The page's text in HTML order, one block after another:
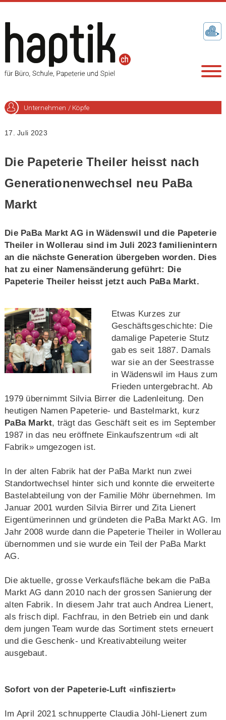
Unternehmen / Köpfe
17. Juli 2023
Die Papeterie Theiler heisst nach
Generationenwechsel neu PaBa
Markt
Die PaBa Markt AG in Wädenswil und die Papeterie
Theiler in Wollerau sind im Juli 2023 familienintern
an die nächste Generation übergeben worden. Dies
hat zu einer Namensänderung geführt: Die
Papeterie Theiler heisst jetzt auch PaBa Markt.
Etwas Kurzes zur
Geschäftsgeschichte: Die
damalige Papeterie Stutz
gab es seit 1887. Damals
war sie an der Seestrasse
in Wädenswil im Haus zum
Frieden untergebracht. Ab
1979 übernimmt Silvia Birrer die Ladenleitung. Den
heutigen Namen Papeterie- und Bastelmarkt, kurz
PaBa Markt, trägt das Geschäft seit es im September
1987 in das neu eröffnete Einkaufszentrum «di alt
Fabrik» umgezogen ist.
In der alten Fabrik hat der PaBa Markt nun zwei
Standortwechsel hinter sich und konnte die erweiterte
Bastelabteilung von der Familie Möhr übernehmen. Im
Januar 2001 wurden Silvia Birrer und Zita Lienert
Eigentümerinnen und gründeten die PaBa Markt AG. Im
Jahr 2008 wurde dann die Papeterie Theiler in Wollerau
übernommen und sie wurde ein Teil der PaBa Markt
AG.
Die aktuelle, grosse Verkaufsfläche bekam die PaBa
Markt AG dann 2010 nach der grossen Sanierung der
alten Fabrik. In diesem Jahr trat auch Andrea Lienert,
als frisch dipl. Fachfrau, in den Betrieb ein und dank
dem jungen Team wurde das Sortiment stets erneuert
und die Geschenk- und Kreativabteilung weiter
ausgebaut.
Sofort von der Papeterie-Luft «infisziert»
Im April 2021 schnupperte Claudia Jöhl-Lienert zum